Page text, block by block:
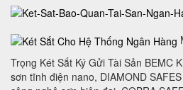
Trọng Két Sắt Ký Gửi Tài Sản BEMC
sơn tĩnh điện nano, DIAMOND